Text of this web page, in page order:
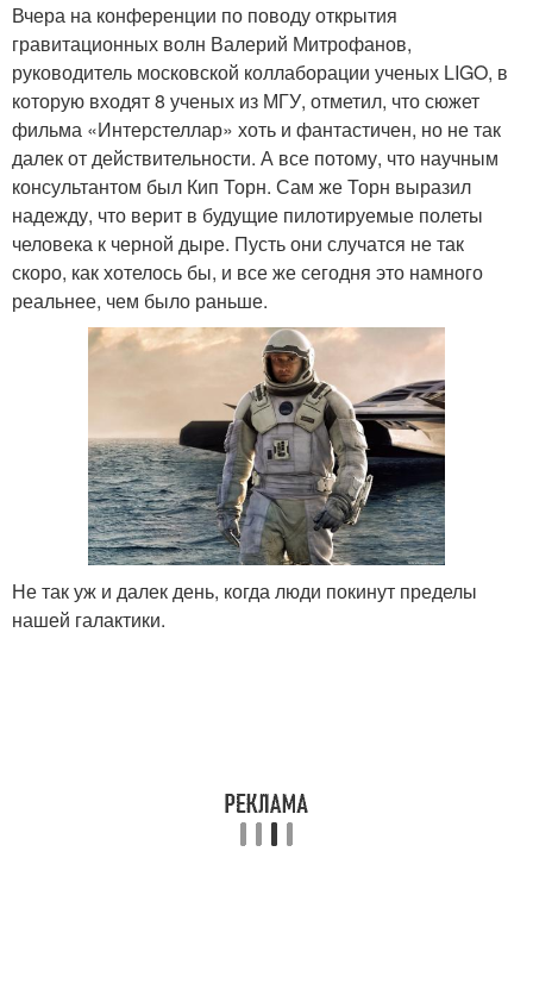
Вчера на конференции по поводу открытия
гравитационных волн Валерий Митрофанов,
руководитель московской коллаборации ученых LIGO, в
которую входят 8 ученых из МГУ, отметил, что сюжет
фильма «Интерстеллар» хоть и фантастичен, но не так
далек от действительности. А все потому, что научным
консультантом был Кип Торн. Сам же Торн выразил
надежду, что верит в будущие пилотируемые полеты
человека к черной дыре. Пусть они случатся не так
скоро, как хотелось бы, и все же сегодня это намного
реальнее, чем было раньше.
Не так уж и далек день, когда люди покинут пределы
нашей галактики.